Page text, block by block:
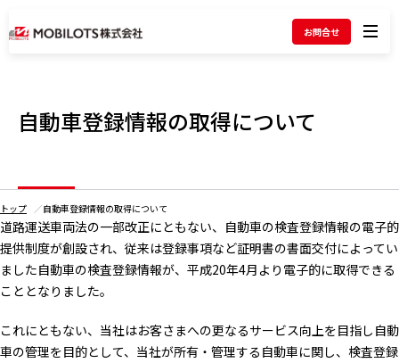
お問合せ
メ
自動車登録情報の取得について
トップ 自動車登録情報の取得について
道路運送車両法の一部改正にともない、自動車の検査登録情報の電子的
提供制度が創設され、従来は登録事項など証明書の書面交付によってい
ました自動車の検査登録情報が、平成20年4月より電子的に取得できる
こととなりました。
これにともない、当社はお客さまへの更なるサービス向上を目指し自動
車の管理を目的として、当社が所有・管理する自動車に関し、検査登録